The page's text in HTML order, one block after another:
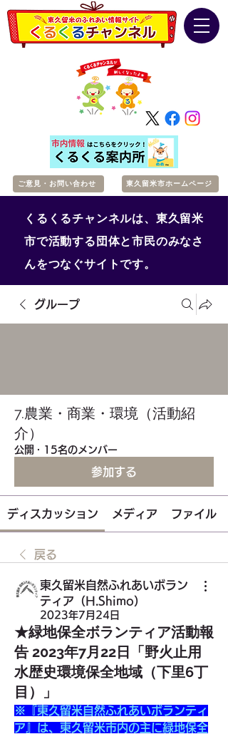
ご意見・お問い合わせ 東久留米市ホームページ
くるくるチャンネルは、東久留米
市で活動する団体と市民のみなさ
んをつなぐサイトです。
グループ
7.農業・商業・環境（活動紹
介）
公開 · 15名のメンバー
参加する
ディスカッション メディア ファイル
戻る
東久留米自然ふれあいボラン
ティア（H.Shimo）
2023年7月24日
★緑地保全ボランティア活動報
告 2023年7月22日「野火止用
水歴史環境保全地域（下里6丁
目）」
※『東久留米自然ふれあいボランティ
ア』は、東久留米市内の主に緑地保全